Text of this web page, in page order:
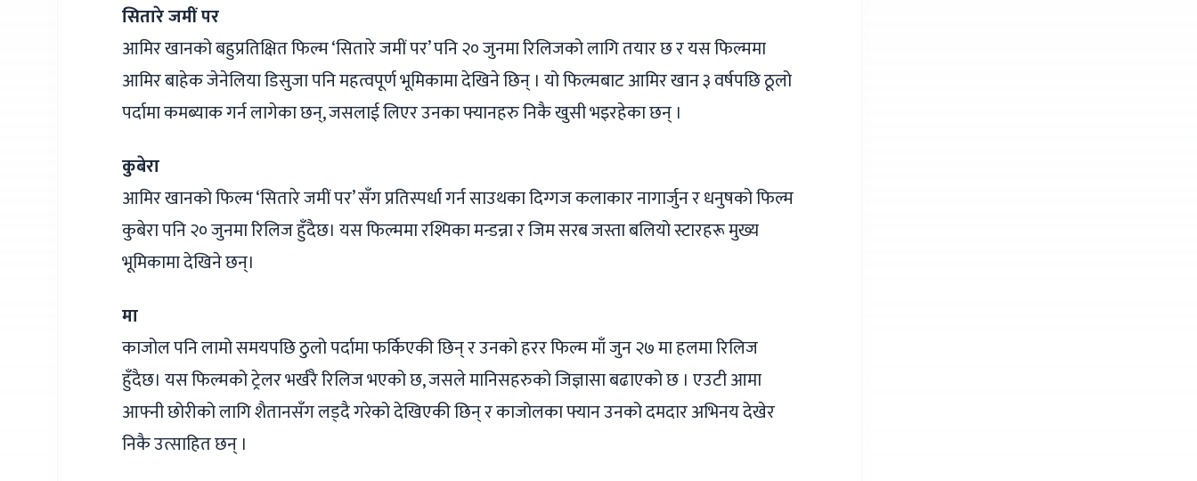
सितारे जमीं पर
आमिर खानको बहुप्रतिक्षित फिल्म ‘सितारे जमीं पर’ पनि २० जुनमा रिलिजको लागि तयार छ र यस फिल्ममा
आमिर बाहेक जेनेलिया डिसुजा पनि महत्वपूर्ण भूमिकामा देखिने छिन् । यो फिल्मबाट आमिर खान ३ वर्षपछि ठूलो
पर्दामा कमब्याक गर्न लागेका छन्, जसलाई लिएर उनका फ्यानहरु निकै खुसी भइरहेका छन् ।
कुबेरा
आमिर खानको फिल्म ‘सितारे जमीं पर’ सँग प्रतिस्पर्धा गर्न साउथका दिग्गज कलाकार नागार्जुन र धनुषको फिल्म
कुबेरा पनि २० जुनमा रिलिज हुँदैछ। यस फिल्ममा रश्मिका मन्डन्ना र जिम सरब जस्ता बलियो स्टारहरू मुख्य
भूमिकामा देखिने छन्।
मा
काजोल पनि लामो समयपछि ठुलो पर्दामा फर्किएकी छिन् र उनको हरर फिल्म माँ जुन २७ मा हलमा रिलिज
हुँदैछ। यस फिल्मको ट्रेलर भर्खरै रिलिज भएको छ, जसले मानिसहरुको जिज्ञासा बढाएको छ । एउटी आमा
आफ्नी छोरीको लागि शैतानसँग लड्दै गरेको देखिएकी छिन् र काजोलका फ्यान उनको दमदार अभिनय देखेर
निकै उत्साहित छन् ।